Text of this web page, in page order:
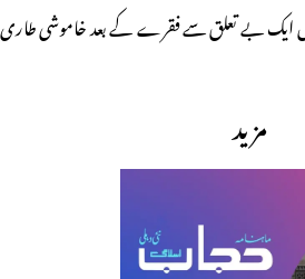
ایک بے تعلق سے فقرے کے بعد خاموشی طاری
مزید